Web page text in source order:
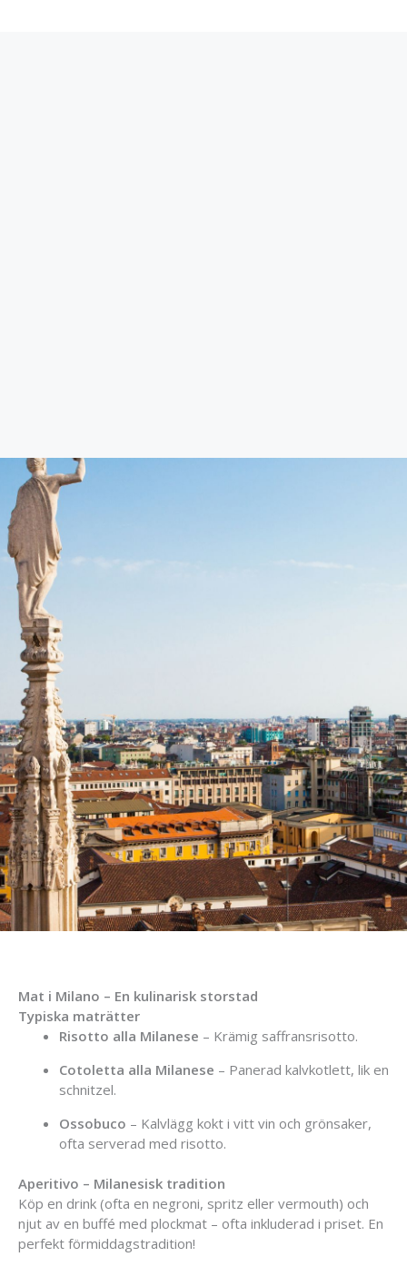
Mat i Milano – En kulinarisk storstad
Typiska maträtter
Risotto alla Milanese – Krämig saffransrisotto.
Cotoletta alla Milanese – Panerad kalvkotlett, lik en
schnitzel.
Ossobuco – Kalvlägg kokt i vitt vin och grönsaker,
ofta serverad med risotto.
Aperitivo – Milanesisk tradition
Köp en drink (ofta en negroni, spritz eller vermouth) och
njut av en buffé med plockmat – ofta inkluderad i priset. En
perfekt förmiddagstradition!